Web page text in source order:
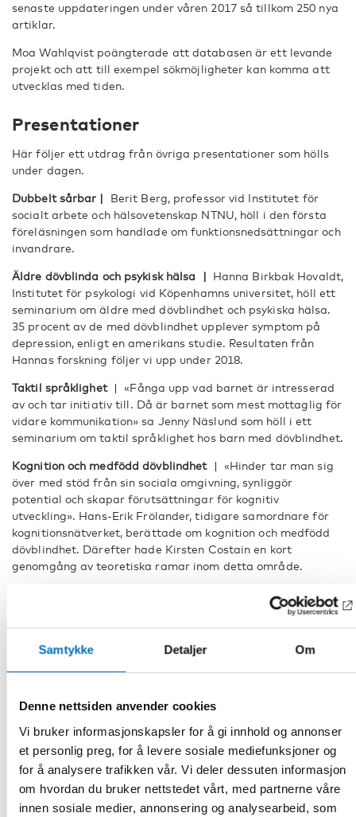
Samtykke Detaljer Om
Denne nettsiden anvender cookies
Vi bruker informasjonskapsler for å gi innhold og annonser
et personlig preg, for å levere sosiale mediefunksjoner og
for å analysere trafikken vår. Vi deler dessuten informasjon
om hvordan du bruker nettstedet vårt, med partnerne våre
innen sosiale medier, annonsering og analysearbeid, som
senaste uppdateringen under våren 2017 så tillkom 250 nya
artiklar.
Moa Wahlqvist poängterade att databasen är ett levande
projekt och att till exempel sökmöjligheter kan komma att
utvecklas med tiden.
Presentationer
Här följer ett utdrag från övriga presentationer som hölls
under dagen.
Dubbelt sårbar | Berit Berg, professor vid Institutet för
socialt arbete och hälsovetenskap NTNU, höll i den första
föreläsningen som handlade om funktionsnedsättningar och
invandrare.
Äldre dövblinda och psykisk hälsa | Hanna Birkbak Hovaldt,
Institutet för psykologi vid Köpenhamns universitet, höll ett
seminarium om äldre med dövblindhet och psykiska hälsa.
35 procent av de med dövblindhet upplever symptom på
depression, enligt en amerikans studie. Resultaten från
Hannas forskning följer vi upp under 2018.
Taktil språklighet | «Fånga upp vad barnet är intresserad
av och tar initiativ till. Då är barnet som mest mottaglig för
vidare kommunikation» sa Jenny Näslund som höll i ett
seminarium om taktil språklighet hos barn med dövblindhet.
Kognition och medfödd dövblindhet |
«Hinder tar man sig
över med stöd från sin sociala omgivning, synliggör
potential och skapar förutsättningar för kognitiv
utveckling»‬. Hans-Erik Frölander, tidigare samordnare för
kognitionsnätverket, berättade om kognition och medfödd
dövblindhet. Därefter hade Kirsten Costain en kort
genomgång av teoretiska ramar inom detta område.
| Eline Falch Meelhus och Camilla Tostrup
Lyngar avslutade seminariet med att presentera hur de
praktiskt använder teorin tillsammans med sina kollegor för
att kunna synliggöra potential och skapa förutsättning för
kognitiv utveckling hos de elever som de möter.
Länkar
DEL